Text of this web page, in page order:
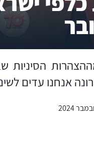
אנחנו עדים